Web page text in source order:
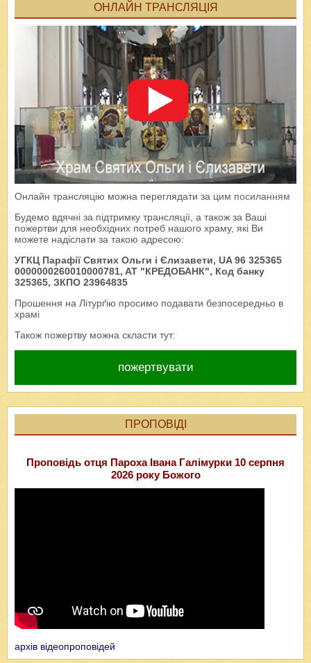
ОНЛАЙН ТРАНСЛЯЦІЯ
Онлайн трансляцію можна переглядати за цим посиланням
Будемо вдячні за підтримку трансляції, а також за Ваші
пожертви для необхідних потреб нашого храму, які Ви
можете надіслати за такою адресою:
УГКЦ Парафії Святих Ольги і Єлизавети, UA 96 325365
0000000260010000781, AT "КРЕДОБАНК", Код банку
325365, ЗКПО 23964835
Прошення на Літурґію просимо подавати безпосередньо в
храмі
Також пожертву можна скласти тут:
пожертвувати
ПРОПОВІДІ
Проповідь отця Пароха Івана Галімурки 10 серпня
2026 року Божого
архів відеопроповідей